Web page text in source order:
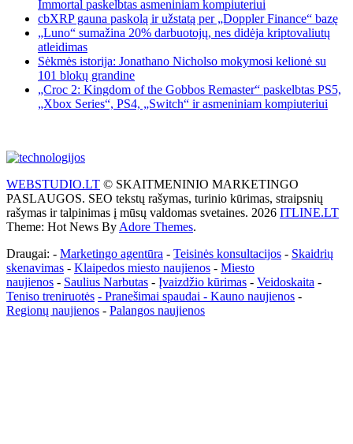
Immortal paskelbtas asmeniniam kompiuteriui
cbXRP gauna paskolą ir užstatą per „Doppler Finance“ bazę
„Luno“ sumažina 20% darbuotojų, nes didėja kriptovaliutų
atleidimas
Sėkmės istorija: Jonathano Nicholso mokymosi kelionė su
101 blokų grandine
„Croc 2: Kingdom of the Gobbos Remaster“ paskelbtas PS5,
„Xbox Series“, PS4, „Switch“ ir asmeniniam kompiuteriui
WEBSTUDIO.LT © SKAITMENINIO MARKETINGO
PASLAUGOS. SEO tekstų rašymas, turinio kūrimas, straipsnių
rašymas ir talpinimas į mūsų valdomas svetaines. 2026 ITLINE.LT
Theme: Hot News By Adore Themes.
Draugai: - Marketingo agentūra - Teisinės konsultacijos - Skaidrių
skenavimas - Klaipedos miesto naujienos - Miesto
naujienos - Saulius Narbutas - Įvaizdžio kūrimas - Veidoskaita -
Teniso treniruotės - Pranešimai spaudai - Kauno naujienos -
Regionų naujienos - Palangos naujienos